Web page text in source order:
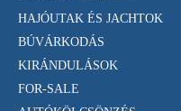
HAJÓUTAK ÉS JACHTOK
BÚVÁRKODÁS
KIRÁNDULÁSOK
FOR-SALE